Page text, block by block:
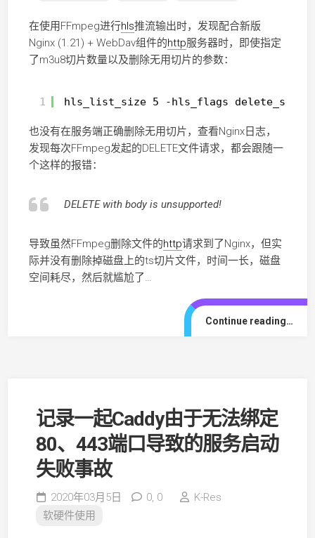
在使用FFmpeg进行hls推流输出时，发现配合新版
Nginx (1.21) + WebDav组件的http服务器时，即使指定
了m3u8切片数量以及删除无用切片的参数：
1 hls_list_size 5 -hls_flags
也没有在服务端正确删除无用切片，查看Nginx日志，
发现每次FFmpeg发起的DELETE文件请求，都会跟随一
个这样的报错：
DELETE with body is unsupported!
导致虽然FFmpeg删除文件的http请求到了Nginx，但实
际并没有删除掉磁盘上的ts切片文件，时间一长，磁盘
空间耗尽，然后就尴尬了…
Continue reading…
记录一起Caddy由于无法绑定
80、443端口导致的服务启动
失败事故
2020年03月5日 0, 0
K-Res
软硬件使用